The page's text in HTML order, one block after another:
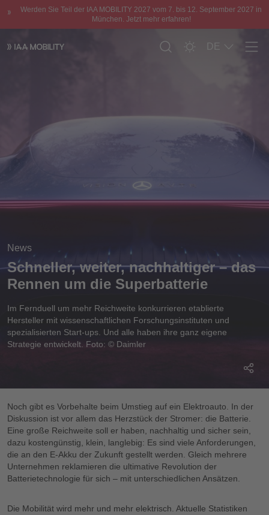
Werden Sie Teil der IAA MOBILITY 2027 vom 7. bis 12. September 2027 in
München. Jetzt mehr erfahren!
DE
News
Schneller, weiter, nachhaltiger – das
Rennen um die Superbatterie
Im Fernduell um mehr Reichweite konkurrieren etablierte
Hersteller mit wissenschaftlichen Forschungsinstituten und
spezialisierten Start-ups. Und alle haben ihre ganz eigene
Strategie entwickelt. Foto: © Daimler
Noch gibt es Vorbehalte beim Umstieg auf ein Elektroauto. In der
Diskussion ist vor allem das Herzstück der Stromer: die Batterie.
Eine große Reichweite soll er haben, nachhaltig und sicher sein,
dazu kostengünstig, klein, langlebig: Es sind viele Anforderungen,
die an den E-Akku der Zukunft gestellt werden. Gleich mehrere
Unternehmen reklamieren die ultimative Revolution der
Batterietechnologie für sich – mit unterschiedlichen Ansätzen.
Die Mobilität wird mehr und mehr elektrisch. Aktuelle Statistiken